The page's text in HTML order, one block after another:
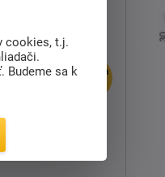
doprava
E1 SL (P)
cookies, t.j.
Budeme sa k